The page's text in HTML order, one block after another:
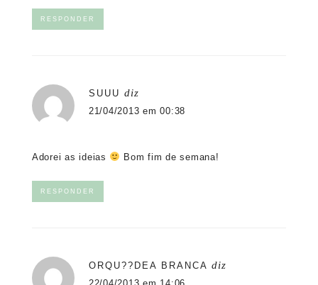
RESPONDER
SUUU diz
21/04/2013 em 00:38
Adorei as ideias Bom fim de semana!
RESPONDER
ORQU??DEA BRANCA diz